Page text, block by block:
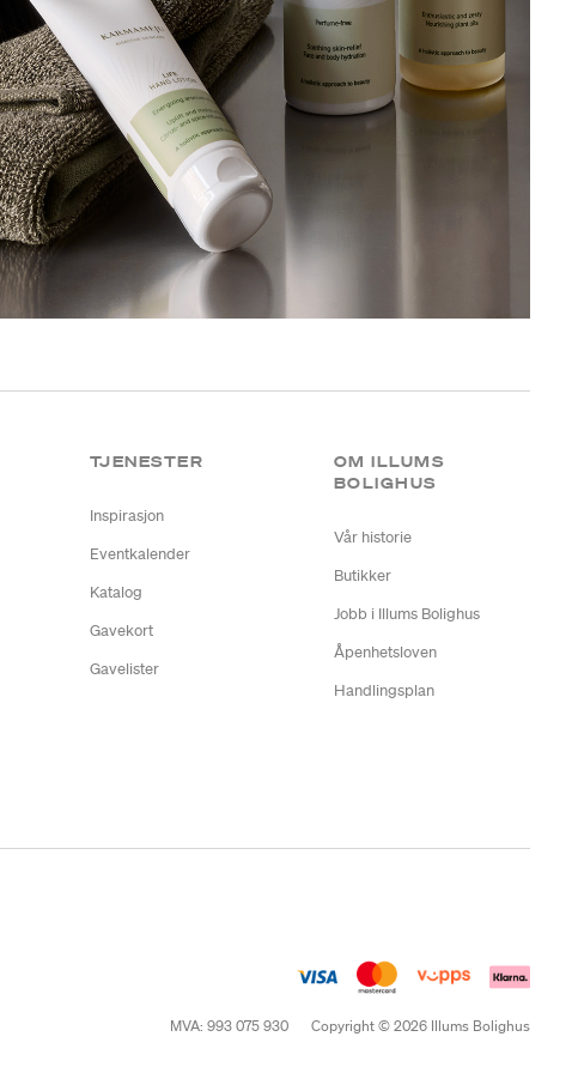
TJENESTER
Inspirasjon
Eventkalender
Katalog
Gavekort
Gavelister
OM ILLUMS
BOLIGHUS
Vår historie
Butikker
Jobb i Illums Bolighus
Åpenhetsloven
Handlingsplan
MVA: 993 075 930
Copyright © 2026 Illums Bolighus